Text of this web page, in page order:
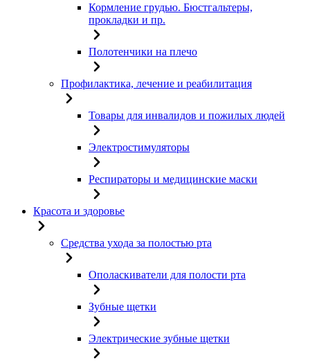
Кормление грудью. Бюстгальтеры,
прокладки и пр.
Полотенчики на плечо
Профилактика, лечение и реабилитация
Товары для инвалидов и пожилых людей
Электростимуляторы
Респираторы и медицинские маски
Красота и здоровье
Средства ухода за полостью рта
Ополаскиватели для полости рта
Зубные щетки
Электрические зубные щетки